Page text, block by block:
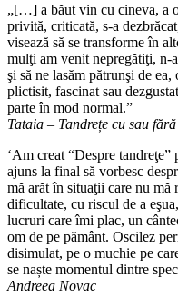
„[…] a băut vin cu cineva, a
privită, criticată, s-a
visează să se transforme în
mulţi am venit nepregătiţi, n-
şi să ne lasăm pătrunşi de
plictisit, fascinat sau
parte în mod normal.”
Tataia – Tandrețe cu sau
‘Am creat “Despre
ajuns la final să vorbesc
mă arăt în situaţii care nu mă
dificultate, cu riscul de a
lucruri care îmi plac, un
om de pe pământ. Oscilez
disimulat, pe o muchie pe
se naște momentul dintre
Andreea Novac